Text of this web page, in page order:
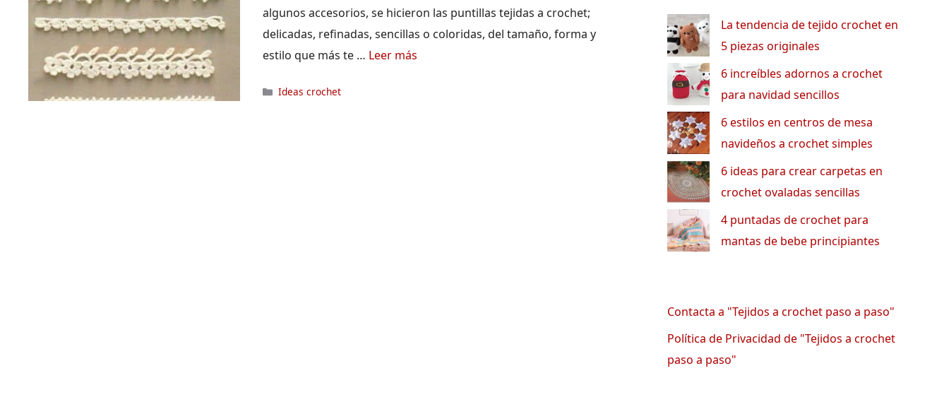
algunos accesorios, se hicieron las puntillas tejidas a crochet;
delicadas, refinadas, sencillas o coloridas, del tamaño, forma y
estilo que más te … Leer más
Categorías
Ideas crochet
La tendencia de tejido crochet en
5 piezas originales
6 increíbles adornos a crochet
para navidad sencillos
6 estilos en centros de mesa
navideños a crochet simples
6 ideas para crear carpetas en
crochet ovaladas sencillas
4 puntadas de crochet para
mantas de bebe principiantes
Contacta a "Tejidos a crochet paso a paso"
Política de Privacidad de "Tejidos a crochet
paso a paso"